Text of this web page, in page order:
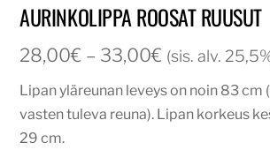
AURINKOLIPPA ROOSAT RUUSUT
28,00€ – 33,00€ Hintaluokka:
-
33,00€
(sis. alv.
Lipan yläreunan leveys on noin 83 cm
vasten tuleva reuna). Lipan korkeus
29 cm.